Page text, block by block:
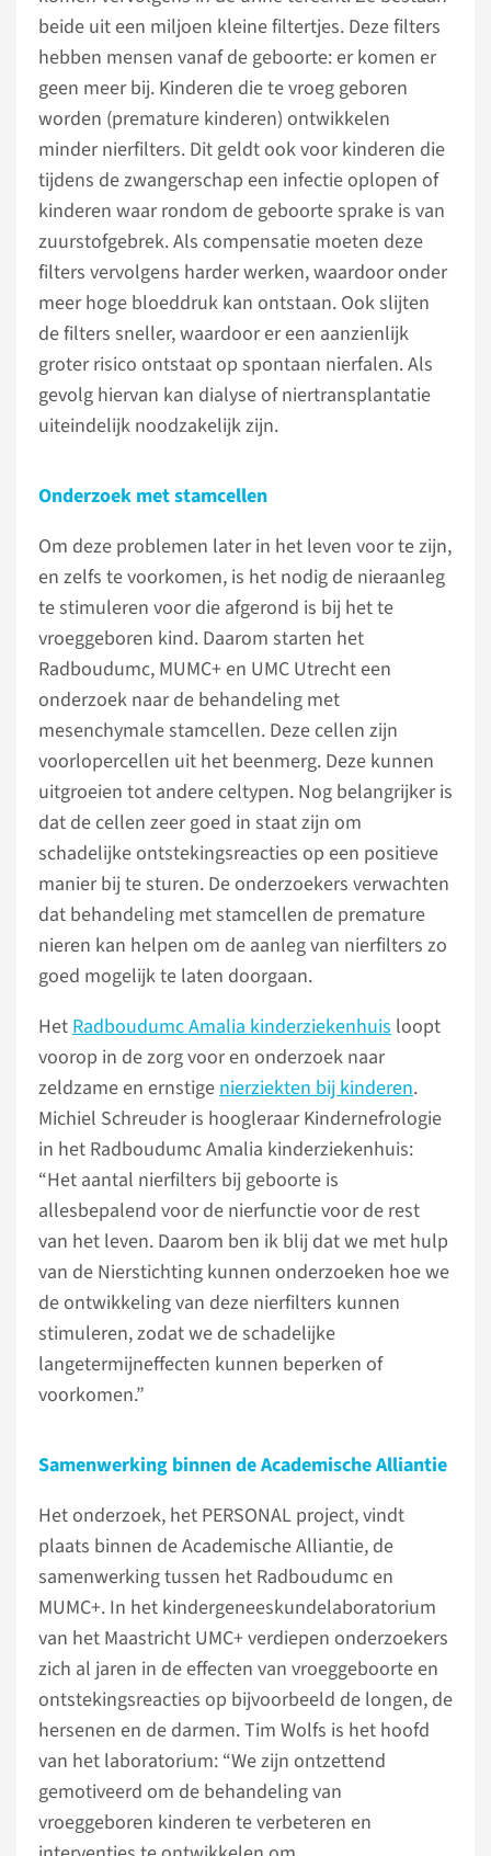
beide uit een miljoen kleine filtertjes. Deze filters
hebben mensen vanaf de geboorte: er komen er
geen meer bij. Kinderen die te vroeg geboren
worden (premature kinderen) ontwikkelen
minder nierfilters. Dit geldt ook voor kinderen die
tijdens de zwangerschap een infectie oplopen of
kinderen waar rondom de geboorte sprake is van
zuurstofgebrek. Als compensatie moeten deze
filters vervolgens harder werken, waardoor onder
meer hoge bloeddruk kan ontstaan. Ook slijten
de filters sneller, waardoor er een aanzienlijk
groter risico ontstaat op spontaan nierfalen. Als
gevolg hiervan kan dialyse of niertransplantatie
uiteindelijk noodzakelijk zijn.
Onderzoek met stamcellen
Om deze problemen later in het leven voor te zijn,
en zelfs te voorkomen, is het nodig de nieraanleg
te stimuleren voor die afgerond is bij het te
vroeggeboren kind. Daarom starten het
Radboudumc, MUMC+ en UMC Utrecht een
onderzoek naar de behandeling met
mesenchymale stamcellen. Deze cellen zijn
voorlopercellen uit het beenmerg. Deze kunnen
uitgroeien tot andere celtypen. Nog belangrijker is
dat de cellen zeer goed in staat zijn om
schadelijke ontstekingsreacties op een positieve
manier bij te sturen. De onderzoekers verwachten
dat behandeling met stamcellen de premature
nieren kan helpen om de aanleg van nierfilters zo
goed mogelijk te laten doorgaan.
HetRadboudumc Amalia kinderziekenhuis loopt
voorop in de zorg voor en onderzoek naar
zeldzame en ernstigenierziekten bij kinderen.
Michiel Schreuder is hoogleraar Kindernefrologie
in het Radboudumc Amalia kinderziekenhuis:
“Het aantal nierfilters bij geboorte is
allesbepalend voor de nierfunctie voor de rest
van het leven. Daarom ben ik blij dat we met hulp
van de Nierstichting kunnen onderzoeken hoe we
de ontwikkeling van deze nierfilters kunnen
stimuleren, zodat we de schadelijke
langetermijneffecten kunnen beperken of
voorkomen.”
Samenwerking binnen de Academische Alliantie
Het onderzoek, het PERSONAL project, vindt
plaats binnen de Academische Alliantie, de
samenwerking tussen het Radboudumc en
MUMC+. In het kindergeneeskundelaboratorium
van het Maastricht UMC+ verdiepen onderzoekers
zich al jaren in de effecten van vroeggeboorte en
ontstekingsreacties op bijvoorbeeld de longen, de
hersenen en de darmen. Tim Wolfs is het hoofd
van het laboratorium: “We zijn ontzettend
gemotiveerd om de behandeling van
vroeggeboren kinderen te verbeteren en